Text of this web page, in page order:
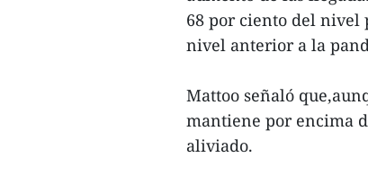
68 por ciento del nivel
nivel anterior a la
Mattoo señaló
mantiene por encima
aliviado.